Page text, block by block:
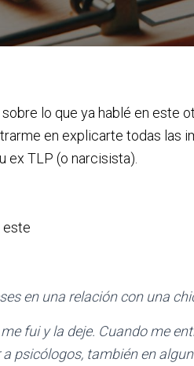
lo que ya hablé en este
en explicarte todas las
ex TLP (o narcisista).
este
en una relación con una
fui y la deje. Cuando me
psicólogos, también en